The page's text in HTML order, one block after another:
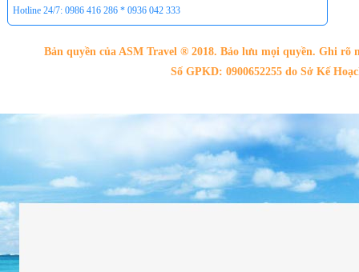
Hotline 24/7: 0986 416 286 * 0936 042 333
Bản quyền của ASM Travel ® 2018. Bảo lưu mọi quyền. Ghi
Số GPKD: 0900652255 do Sở Kế